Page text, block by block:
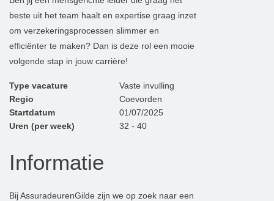
beste uit het team haalt en expertise graag inzet
om verzekeringsprocessen slimmer en
efficiënter te maken? Dan is deze rol een mooie
volgende stap in jouw carrière!
Type vacature
Vaste invulling
Regio
Coevorden
Startdatum
01/07/2025
Uren (per week)
32 - 40
Informatie
Bij AssuradeurenGilde zijn we op zoek naar een